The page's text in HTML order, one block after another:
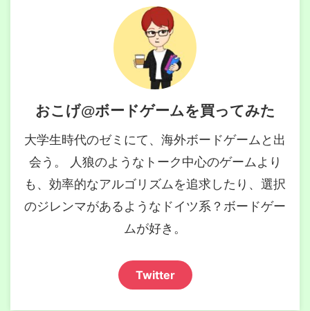
おこげ@ボードゲームを買ってみた
大学生時代のゼミにて、海外ボードゲームと出
会う。 人狼のようなトーク中心のゲームより
も、効率的なアルゴリズムを追求したり、選択
のジレンマがあるようなドイツ系？ボードゲー
ムが好き。
Twitter